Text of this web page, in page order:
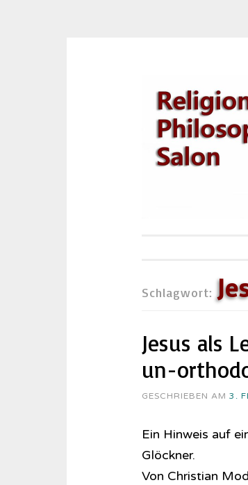
Inhalt
springen
Schlagwort:
Jesus als
un-
GESCHRIEBEN AM 3.
Ein Hinweis auf
Glöckner.
Von Christian